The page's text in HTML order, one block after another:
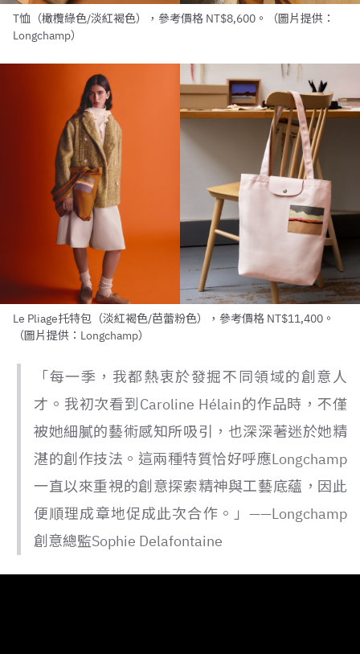
T恤（橄欖綠色/淡紅褐色），參考價格 NT$8,600。（圖片提供：
Longchamp）
Le Pliage托特包（淡紅褐色/芭蕾粉色），參考價格 NT$11,400。
（圖片提供：Longchamp）
「每一季，我都熱衷於發掘不同領域的創意人
才。我初次看到Caroline Hélain的作品時，不僅
被她細膩的藝術感知所吸引，也深深著迷於她精
湛的創作技法。這兩種特質恰好呼應Longchamp
一直以來重視的創意探索精神與工藝底蘊，因此
便順理成章地促成此次合作。」——Longchamp
創意總監Sophie Delafontaine